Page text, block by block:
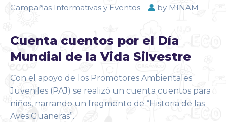
Campañas Informativas y Eventos
by MINAM
Cuenta cuentos por el Día
Mundial de la Vida Silvestre
Con el apoyo de los Promotores Ambientales
Juveniles (PAJ) se realizó un cuenta cuentos para
niños, narrando un fragmento de “Historia de las
Aves Guaneras”.